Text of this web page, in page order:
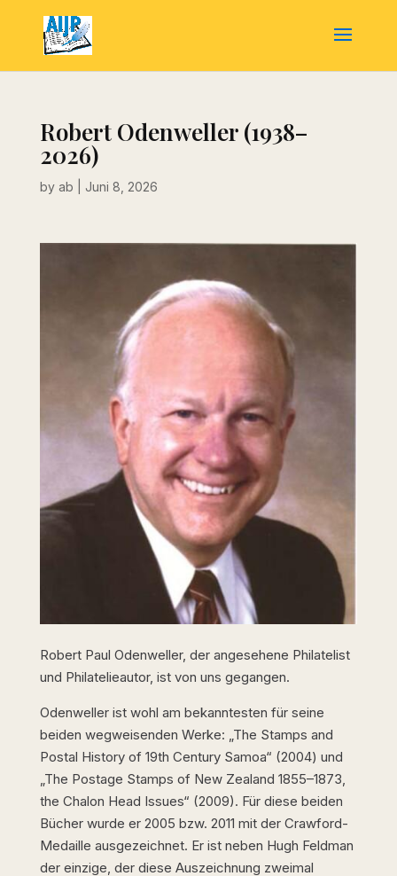
Robert Odenweller (1938–
2026)
by ab Juni 8, 2026
Robert Paul Odenweller, der angesehene Philatelist
und Philatelieautor, ist von uns gegangen.
Odenweller ist wohl am bekanntesten für seine
beiden wegweisenden Werke: „The Stamps and
Postal History of 19th Century Samoa“ (2004) und
„The Postage Stamps of New Zealand 1855–1873,
the Chalon Head Issues“ (2009). Für diese beiden
Bücher wurde er 2005 bzw. 2011 mit der Crawford-
Medaille ausgezeichnet. Er ist neben Hugh Feldman
der einzige, der diese Auszeichnung zweimal